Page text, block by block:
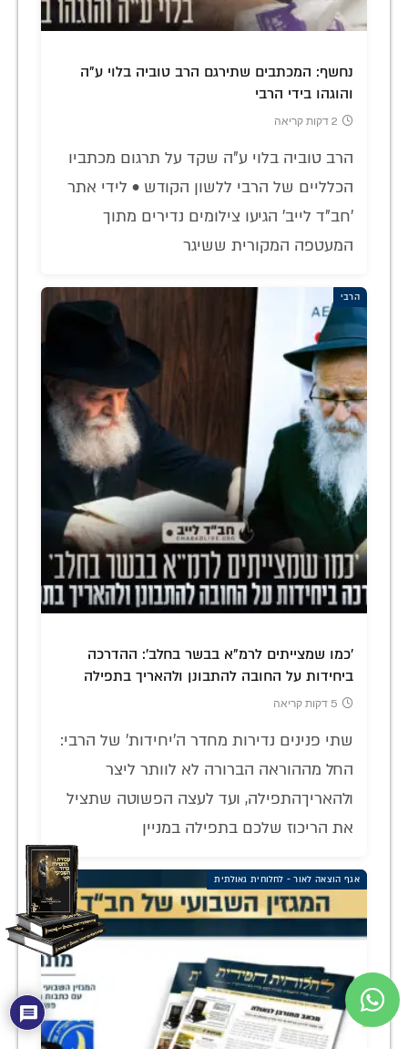
נחשף: המכתבים שתירגם הרב טוביה בלוי ע"ה
והוגהו בידי הרבי
2 דקות קריאה
הרב טוביה בלוי ע"ה שקד על תרגום מכתביו
הכלליים של הרבי ללשון הקודש • לידי אתר
'חב"ד לייב' הגיעו צילומים נדירים מתוך
המעטפה המקורית ששיגר
הרבי
'כמו שמצייתים לרמ"א בבשר בחלב': ההדרכה
ביחידות על החובה להתבונן ולהאריך בתפילה
5 דקות קריאה
שתי פנינים נדירות מחדר ה'יחידות' של הרבי:
החל מההוראה הברורה לא לוותר ליצר
ולהאריךהתפילה, ועד לעצה הפשוטה שתציל
את הריכוז שלכם בתפילה במניין
אגף הוצאה לאור - לחלוחית גאולתית